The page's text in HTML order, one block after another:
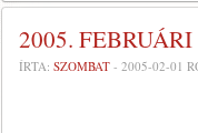
2005.
ÍRTA: SZOMBAT - 2005-02-01